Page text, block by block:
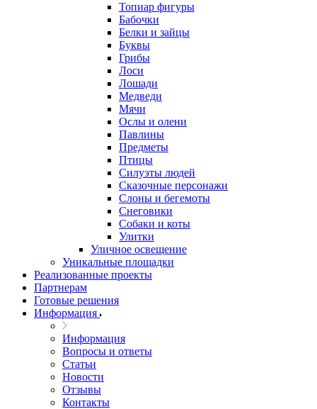
Топиар фигуры
Бабочки
Белки и зайцы
Буквы
Грибы
Лоси
Лошади
Медведи
Мячи
Ослы и олени
Павлины
Предметы
Птицы
Силуэты людей
Сказочные персонажи
Слоны и бегемоты
Снеговики
Собаки и коты
Улитки
Уличное освещение
Уникальные площадки
Реализованные проекты
Партнерам
Готовые решения
Информация
Информация
Вопросы и ответы
Статьи
Новости
Отзывы
Контакты